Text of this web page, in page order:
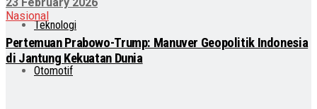
Teknologi
Otomotif
Nasional
Pertemuan Prabowo-Trump: Manuver Geopolitik Indonesia
di Jantung Kekuatan Dunia